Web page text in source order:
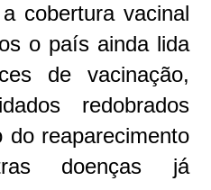
cobertura vacinal
o país ainda lida
de vacinação,
redobrados
reaparecimento
doenças já